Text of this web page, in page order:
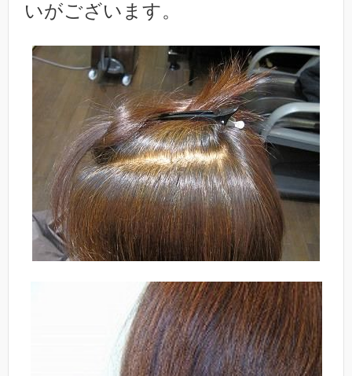
いがございます。